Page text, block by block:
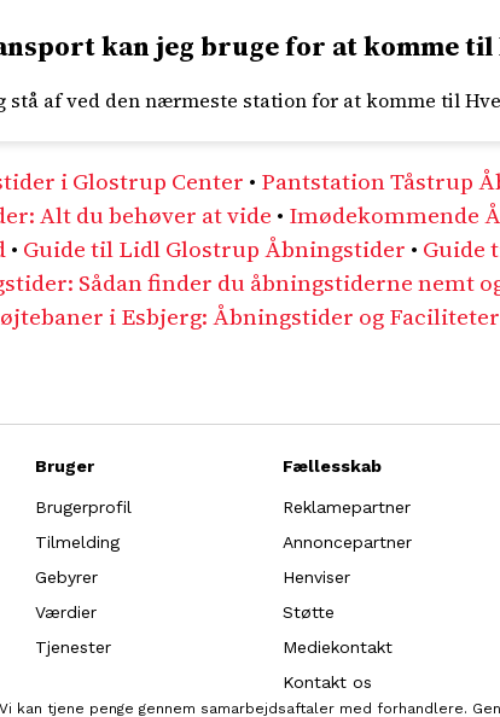
kan jeg bruge for at komme til
stå af ved den nærmeste station for at komme til
i Glostrup Center • Pantstation Tåstrup
Alt du behøver at vide • Imødekommende
• Guide til Lidl Glostrup Åbningstider • Guide
Sådan finder du åbningstiderne nemt
i Esbjerg: Åbningstider og Faciliteter
tjene penge gennem samarbejdsaftaler med forhandlere.
Bruger
Brugerprofil
Tilmelding
Gebyrer
Værdier
Tjenester
Fællesskab
Reklamepartner
Annoncepartner
Henviser
Støtte
Mediekontakt
Kontakt os